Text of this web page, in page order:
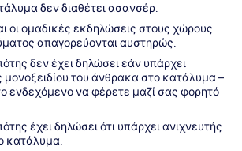
δεν διαθέτει ασανσέρ.
οι ομαδικές εκδηλώσεις στους χώρους
απαγορεύονται αυστηρώς.
δεν έχει δηλώσει εάν υπάρχει
μονοξειδίου του άνθρακα στο κατάλυμα –
ενδεχόμενο να φέρετε μαζί σας φορητό
έχει δηλώσει ότι υπάρχει ανιχνευτής
κατάλυμα.